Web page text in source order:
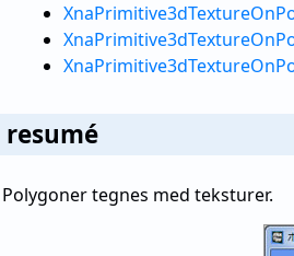
resumé
Polygoner tegnes med teksturer.